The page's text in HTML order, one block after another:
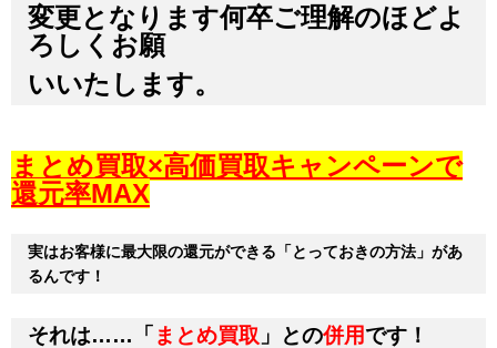
変更となります何卒ご理解のほどよ
ろしくお願
いいたします。
まとめ買取×高価買取キャンペーンで
還元率MAX
実はお客様に最大限の還元ができる「とっておきの方法」があ
るんです！
それは…… 「まとめ買取 」との併用です！